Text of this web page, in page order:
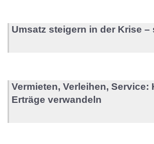
Umsatz steigern in der Krise –
Vermieten, Verleihen, Service:
Erträge verwandeln